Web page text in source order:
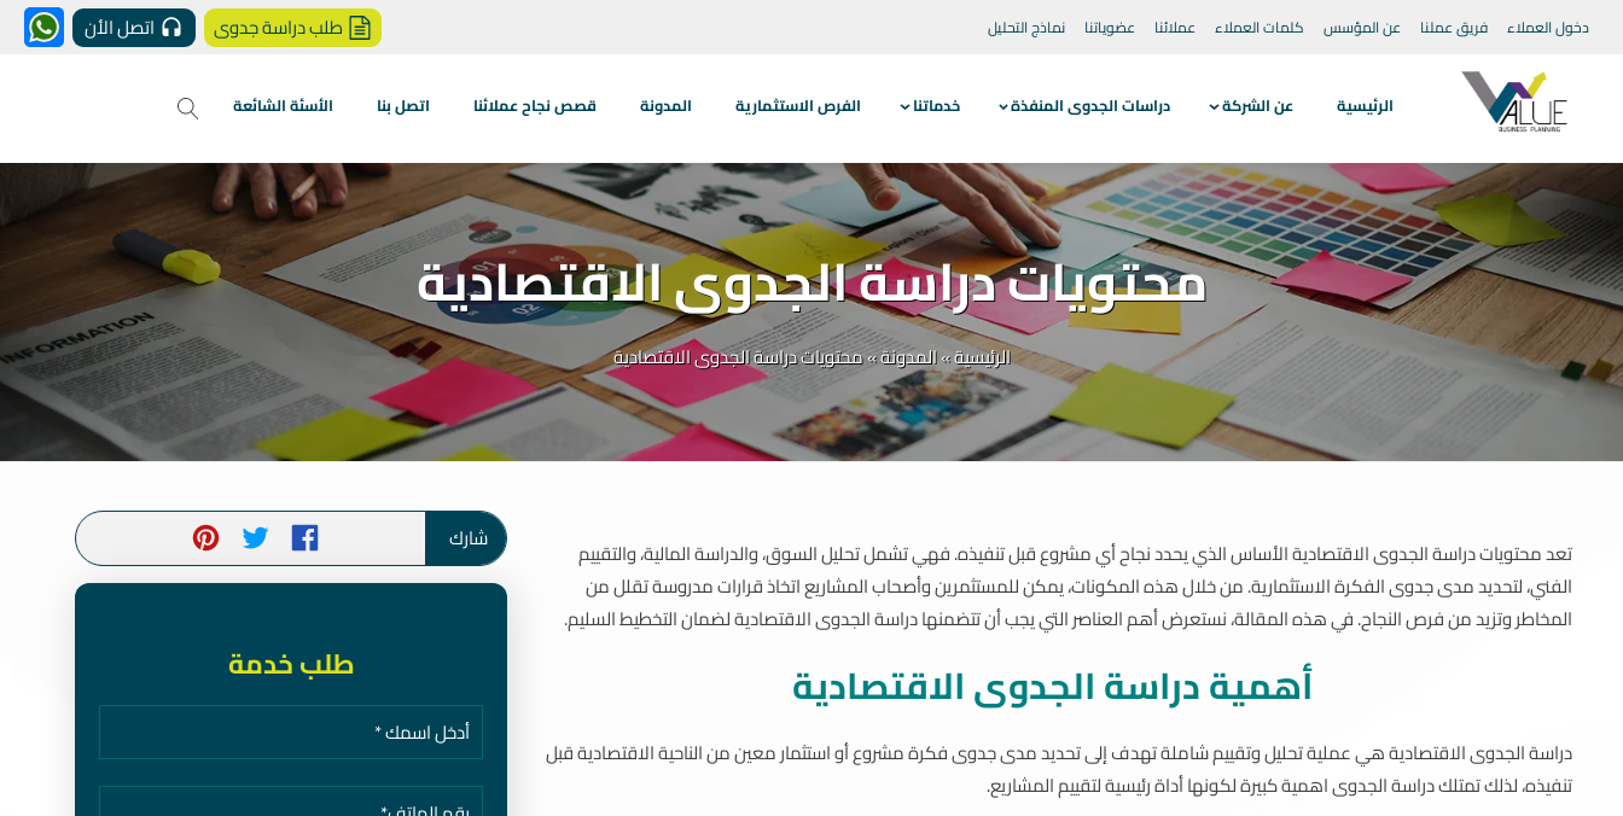
دخول العملاء فريق عملنا عن المؤسس كلمات العملاء عملائنا عضوياتنا نماذج التحليل طلب دراسة جدوى اتصل الأن
الرئيسية عن الشركة دراسات الجدوى المنفذة خدماتنا الفرص الاستثمارية المدونة قصص نجاح عملائنا اتصل بنا الأسئة الشائعة
محتويات دراسة الجدوى الاقتصادية
الرئيسية»المدونة»محتويات دراسة الجدوى الاقتصادية
تعد محتويات دراسة الجدوى الاقتصادية الأساس الذي يحدد نجاح أي مشروع قبل تنفيذه. فهي تشمل تحليل السوق، والدراسة المالية، والتقييم
الفني، لتحديد مدى جدوى الفكرة الاستثمارية. من خلال هذه المكونات، يمكن للمستثمرين وأصحاب المشاريع اتخاذ قرارات مدروسة تقلل من
المخاطر وتزيد من فرص النجاح. في هذه المقالة، نستعرض أهم العناصر التي يجب أن تتضمنها دراسة الجدوى الاقتصادية لضمان التخطيط السليم.
أهمية دراسة الجدوى الاقتصادية
دراسة الجدوى الاقتصادية هي عملية تحليل وتقييم شاملة تهدف إلى تحديد مدى جدوى فكرة مشروع أو استثمار معين من الناحية الاقتصادية قبل
تنفيذه، لذلك تمتلك دراسة الجدوى اهمية كبيرة لكونها أداة رئيسية لتقييم المشاريع.
شارك
طلب خدمة